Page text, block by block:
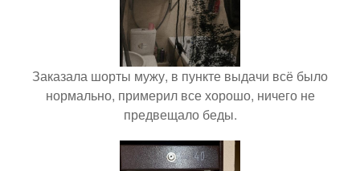
Заказала шорты мужу, в пункте выдачи всё было
нормально, примерил все хорошо, ничего не
предвещало беды.